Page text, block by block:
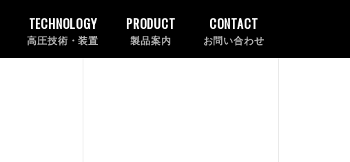
TECHNOLOGY
高圧技術・装置
PRODUCT
製品案内
CONTACT
お問い合わせ